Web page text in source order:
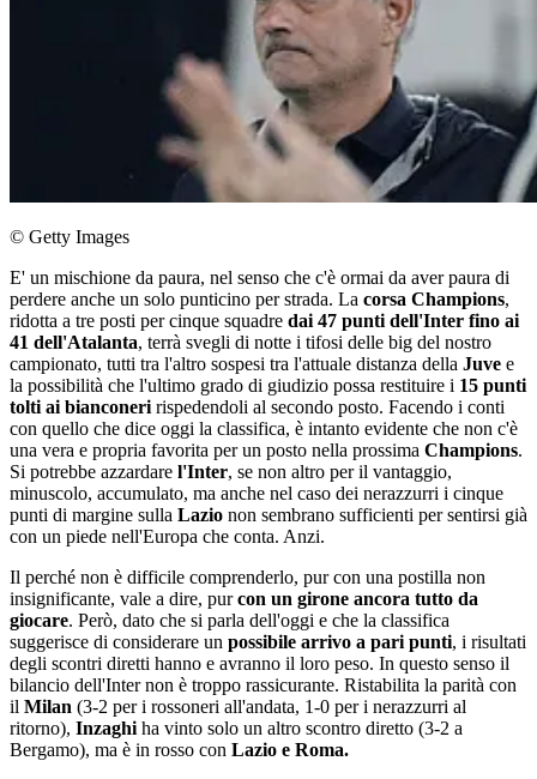
© Getty Images
E' un mischione da paura, nel senso che c'è ormai da aver paura di
perdere anche un solo punticino per strada. La corsa Champions,
ridotta a tre posti per cinque squadre dai 47 punti dell'Inter fino ai
41 dell'Atalanta, terrà svegli di notte i tifosi delle big del nostro
campionato, tutti tra l'altro sospesi tra l'attuale distanza della Juve e
la possibilità che l'ultimo grado di giudizio possa restituire i 15 punti
tolti ai bianconeri rispedendoli al secondo posto. Facendo i conti
con quello che dice oggi la classifica, è intanto evidente che non c'è
una vera e propria favorita per un posto nella prossima Champions.
Si potrebbe azzardare l'Inter, se non altro per il vantaggio,
minuscolo, accumulato, ma anche nel caso dei nerazzurri i cinque
punti di margine sulla Lazio non sembrano sufficienti per sentirsi già
con un piede nell'Europa che conta. Anzi.
Il perché non è difficile comprenderlo, pur con una postilla non
insignificante, vale a dire, purcon un girone ancora tutto da
giocare. Però, dato che si parla dell'oggi e che la classifica
suggerisce di considerare un possibile arrivo a pari punti, i risultati
degli scontri diretti hanno e avranno il loro peso. In questo senso il
bilancio dell'Inter non è troppo rassicurante. Ristabilita la parità con
il Milan (3-2 per i rossoneri all'andata, 1-0 per i nerazzurri al
ritorno), Inzaghi ha vinto solo un altro scontro diretto (3-2 a
Bergamo), ma è in rosso con Lazio e Roma.